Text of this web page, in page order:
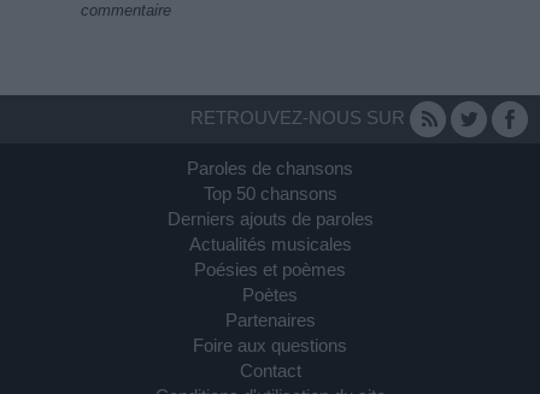
commentaire
RETROUVEZ-NOUS SUR
Paroles de chansons
Top 50 chansons
Derniers ajouts de paroles
Actualités musicales
Poésies et poèmes
Poètes
Partenaires
Foire aux questions
Contact